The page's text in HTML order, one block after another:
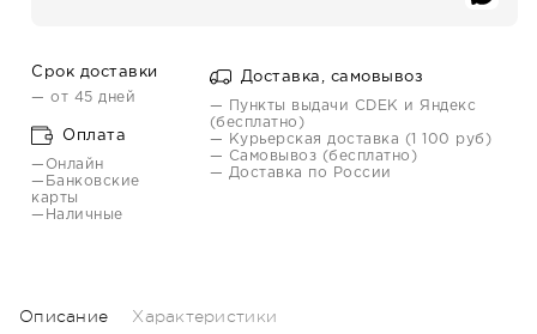
Срок доставки
— от 45 дней
Оплата
—Онлайн
—Банковские
карты
—Наличные
Доставка, самовывоз
— Пункты выдачи CDEK и Яндекс
(бесплатно)
— Курьерская доставка (1 100 руб)
— Самовывоз (бесплатно)
— Доставка по России
Описание Характеристики